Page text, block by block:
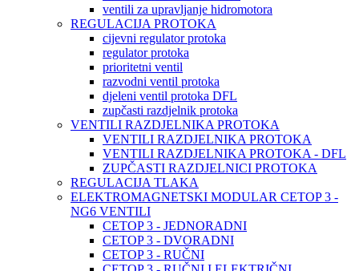
ventili za upravljanje hidromotora
REGULACIJA PROTOKA
cijevni regulator protoka
regulator protoka
prioritetni ventil
razvodni ventil protoka
djeleni ventil protoka DFL
zupčasti razdjelnik protoka
VENTILI RAZDJELNIKA PROTOKA
VENTILI RAZDJELNIKA PROTOKA
VENTILI RAZDJELNIKA PROTOKA - DFL
ZUPČASTI RAZDJELNICI PROTOKA
REGULACIJA TLAKA
ELEKTROMAGNETSKI MODULAR CETOP 3 -
NG6 VENTILI
CETOP 3 - JEDNORADNI
CETOP 3 - DVORADNI
CETOP 3 - RUČNI